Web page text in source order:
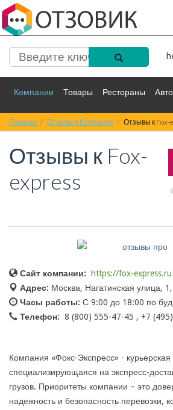
Компании Товары Рестораны Авто
Спорт Фильмы Деньги
Красота Здоровье Остальное
Главная Отзывы к Компании Отзывы к Fox-
Отзывы к Fox-
express
Сайт компании:
https://fox-express.ru
Адрес: Москва, Нагатинская улица,
Часы работы: С 9:00 до 18:00 по
Телефон: 8 (800) 555-47-45 , +7
Компания «Фокс-Экспресс» - курьерская
специализирующаяся на экспресс-
грузов. Приоритеты компании – это
надежность и безопасность перевозки,